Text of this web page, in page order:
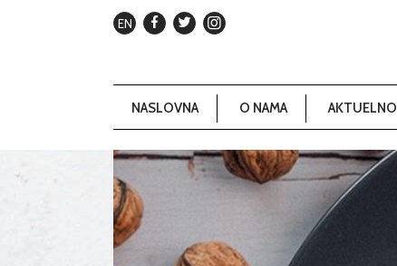
EN
NASLOVNA O NAMA AKTUELNO